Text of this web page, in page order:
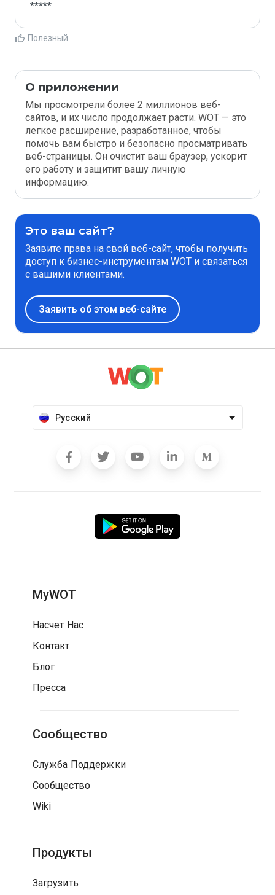
*****
Полезный
О приложении
Мы просмотрели более 2 миллионов веб-
сайтов, и их число продолжает расти. WOT — это
легкое расширение, разработанное, чтобы
помочь вам быстро и безопасно просматривать
веб-страницы. Он очистит ваш браузер, ускорит
его работу и защитит вашу личную
информацию.
Это ваш сайт?
Заявите права на свой веб-сайт, чтобы получить
доступ к бизнес-инструментам WOT и связаться
с вашими клиентами.
Заявить об этом веб-сайте
Русский
MyWOT
Насчет Нас
Контакт
Блог
Пресса
Сообщество
Служба Поддержки
Сообщество
Wiki
Продукты
Загрузить